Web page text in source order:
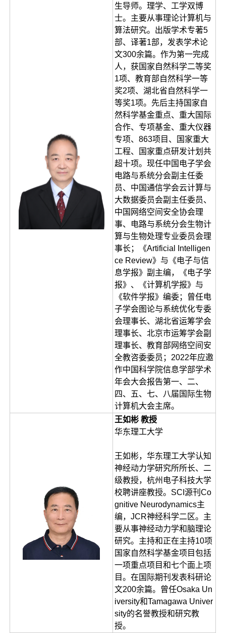
生导师。理学、工学双博
士。主要从事理论计算机与
算法研究。出版学术专著5
部、译著1部，发表学术论
文300余篇。作为第一完成
人，获国家自然科学二等奖
1项、教育部自然科学一等
奖2项、湖北省自然科学一
等奖1项。先后主持国家自
然科学基金重点、重大国际
合作、专项基金、重大仪器
专项、863项目、国家重大
工程、国家重点研发计划共
超十项。现任中国电子学会
电路与系统分会副主任委
员、中国通信学会云计算与
大数据委员会副主任委员、
中国网络空间安全协会理
事、电路与系统分会生物计
算与生物处理专业委员会理
事长；《Artificial Intelligen
ce Review》与《电子与信
息学报》副主编，《电子学
报》、《计算机学报》与
《软件学报》编委；曾任电
子学会图论与系统优化专委
会理事长、湖北省运筹学会
理事长、北京市运筹学会副
理事长、教育部网络空间安
全教咨委委员；2022年应邀
作中国科学院信息学部学术
年会大会报告第一、二、
四、五、七、八届国际生物
计算机大会主席。
王如彬 教授
华东理工大学
王如彬，华东理工大学认知
神经动力学研究所所长、二
级教授，杭州电子科技大学
校聘讲座教授。SCI源刊Co
gnitive Neurodynamics主
编，JCR神经科学二区。主
要从事神经动力学和脑理论
研究。主持和正在主持10项
国家自然科学基金项目包括
一项重点项目和七个面上项
目。在国际期刊发表科研论
文200余篇。曾任Osaka Un
iversity和Tamagawa Univer
sity的名誉教授和研究教
授。